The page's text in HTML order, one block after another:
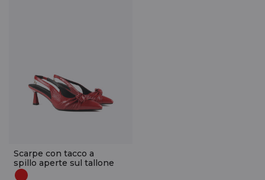
Scarpe con tacco a
spillo aperte sul tallone